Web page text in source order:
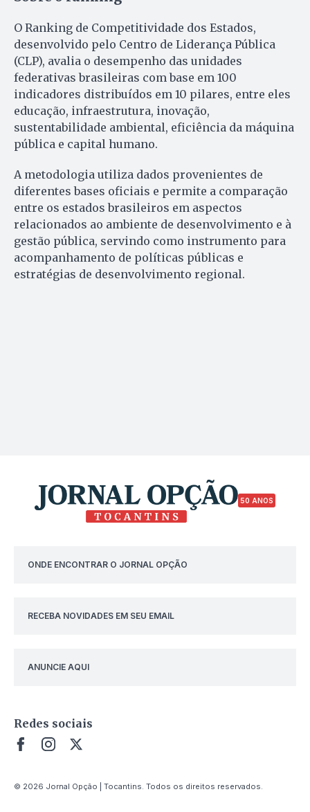
O Ranking de Competitividade dos Estados,
desenvolvido pelo Centro de Liderança Pública
(CLP), avalia o desempenho das unidades
federativas brasileiras com base em 100
indicadores distribuídos em 10 pilares, entre eles
educação, infraestrutura, inovação,
sustentabilidade ambiental, eficiência da máquina
pública e capital humano.
A metodologia utiliza dados provenientes de
diferentes bases oficiais e permite a comparação
entre os estados brasileiros em aspectos
relacionados ao ambiente de desenvolvimento e à
gestão pública, servindo como instrumento para
acompanhamento de políticas públicas e
estratégias de desenvolvimento regional.
50 ANOS
ONDE ENCONTRAR O JORNAL OPÇÃO
RECEBA NOVIDADES EM SEU EMAIL
ANUNCIE AQUI
Redes sociais
© 2026 Jornal Opção | Tocantins. Todos os direitos reservados.